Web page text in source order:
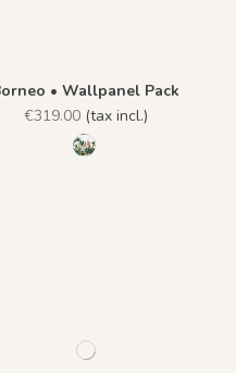
• Wallpanel Pack
€319.00(tax incl.)
R007 - Tropical Green